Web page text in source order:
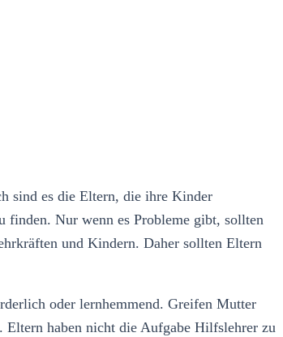
sind es die Eltern, die ihre Kinder
finden. Nur wenn es Probleme gibt, sollten
und Kindern. Daher sollten Eltern
oder lernhemmend. Greifen Mutter
Eltern haben nicht die Aufgabe Hilfslehrer zu